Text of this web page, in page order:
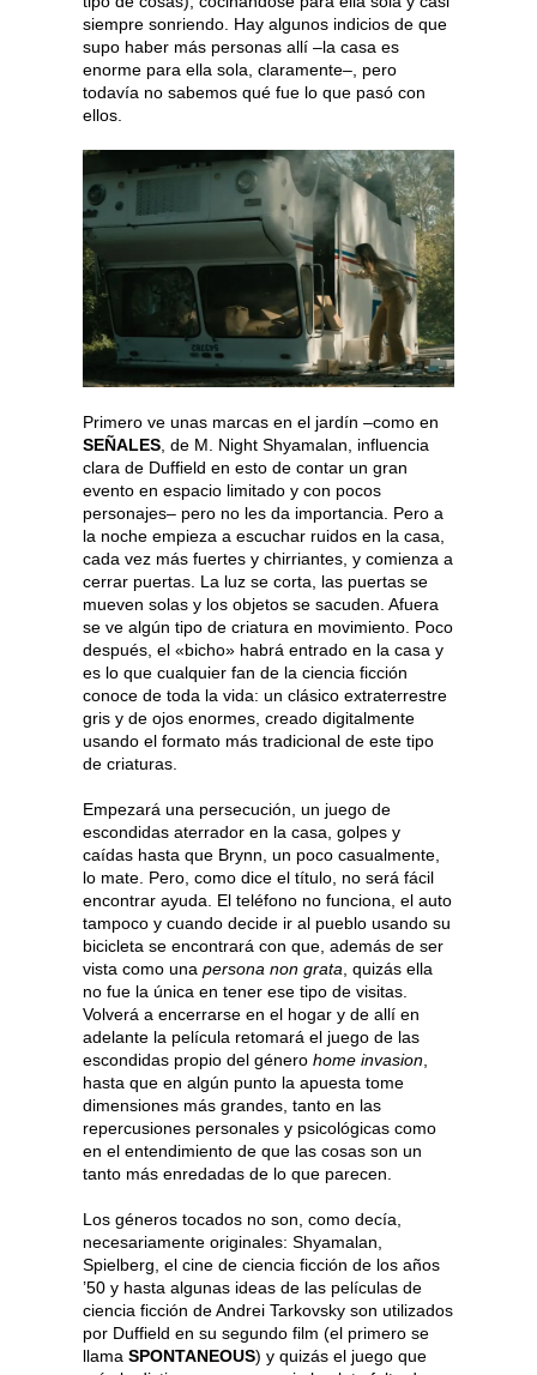
siempre sonriendo. Hay algunos indicios de que
supo haber más personas allí –la casa es
enorme para ella sola, claramente–, pero
todavía no sabemos qué fue lo que pasó con
ellos.
Primero ve unas marcas en el jardín –como en
SEÑALES , de M. Night Shyamalan, influencia
clara de Duffield en esto de contar un gran
evento en espacio limitado y con pocos
personajes– pero no les da importancia. Pero a
la noche empieza a escuchar ruidos en la casa,
cada vez más fuertes y chirriantes, y comienza a
cerrar puertas. La luz se corta, las puertas se
mueven solas y los objetos se sacuden. Afuera
se ve algún tipo de criatura en movimiento. Poco
después, el «bicho» habrá entrado en la casa y
es lo que cualquier fan de la ciencia ficción
conoce de toda la vida: un clásico extraterrestre
gris y de ojos enormes, creado digitalmente
usando el formato más tradicional de este tipo
de criaturas.
Empezará una persecución, un juego de
escondidas aterrador en la casa, golpes y
caídas hasta que Brynn, un poco casualmente,
lo mate. Pero, como dice el título, no será fácil
encontrar ayuda. El teléfono no funciona, el auto
tampoco y cuando decide ir al pueblo usando su
bicicleta se encontrará con que, además de ser
vista como una persona non grata , quizás ella
no fue la única en tener ese tipo de visitas.
Volverá a encerrarse en el hogar y de allí en
adelante la película retomará el juego de las
escondidas propio del género home invasion
hasta que en algún punto la apuesta tome
dimensiones más grandes, tanto en las
repercusiones personales y psicológicas como
en el entendimiento de que las cosas son un
tanto más enredadas de lo que parecen.
Los géneros tocados no son, como decía,
necesariamente originales: Shyamalan,
Spielberg, el cine de ciencia ficción de los años
’50 y hasta algunas ideas de las películas de
ciencia ficción de Andrei Tarkovsky son utilizados
por Duffield en su segundo film (el primero se
llama SPONTANEOUS) y quizás el juego que